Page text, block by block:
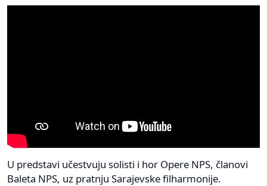
U predstavi učestvuju solisti i hor Opere NPS, članovi
Baleta NPS, uz pratnju Sarajevske filharmonije.